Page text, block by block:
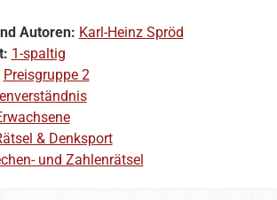
Autoren: Karl-Heinz Spröd
1-spaltig
Preisgruppe 2
& Denksport
und Zahlenrätsel